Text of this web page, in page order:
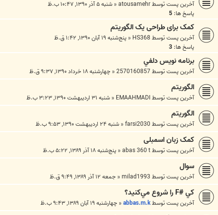
آخرین پست توسطatousamehr
« شنبه ۵ آذر ۱۳۹۰, ۱۰:۴۷ ب.ظ
پاسخ ها: 5
کمک برای طراحی یک الگوریتم
آخرین پست توسطHS368
« پنج‌شنبه ۱۹ آبان ۱۳۹۰, ۱:۴۲ ق.ظ
پاسخ ها: 3
برنامه نويس دلفي
آخرین پست توسط2570160857
« چهارشنبه ۱۸ خرداد ۱۳۹۰, ۹:۳۷ ق.ظ
الگوریتم
آخرین پست توسطEMAAHMADI
« شنبه ۳۱ اردیبهشت ۱۳۹۰, ۳:۲۳ ب.ظ
الگوريتم
آخرین پست توسطfarsi2030
« شنبه ۲۴ اردیبهشت ۱۳۹۰, ۹:۵۳ ب.ظ
کمک زبان اسمبلی
آخرین پست توسطabas 360 t
« پنج‌شنبه ۱۸ آذر ۱۳۸۹, ۵:۲۲ ب.ظ
سوال
آخرین پست توسطmilad1993
« جمعه ۱۲ آذر ۱۳۸۹, ۹:۴۹ ق.ظ
كي #F را شروع مي‌كنيد؟
آخرین پست توسطabbas.m.k
« چهارشنبه ۱۹ آبان ۱۳۸۹, ۹:۴۳ ب.ظ